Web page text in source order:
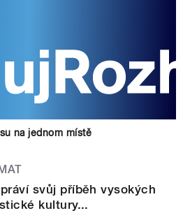
na jednom místě
svůj příběh vysokých
kultury...